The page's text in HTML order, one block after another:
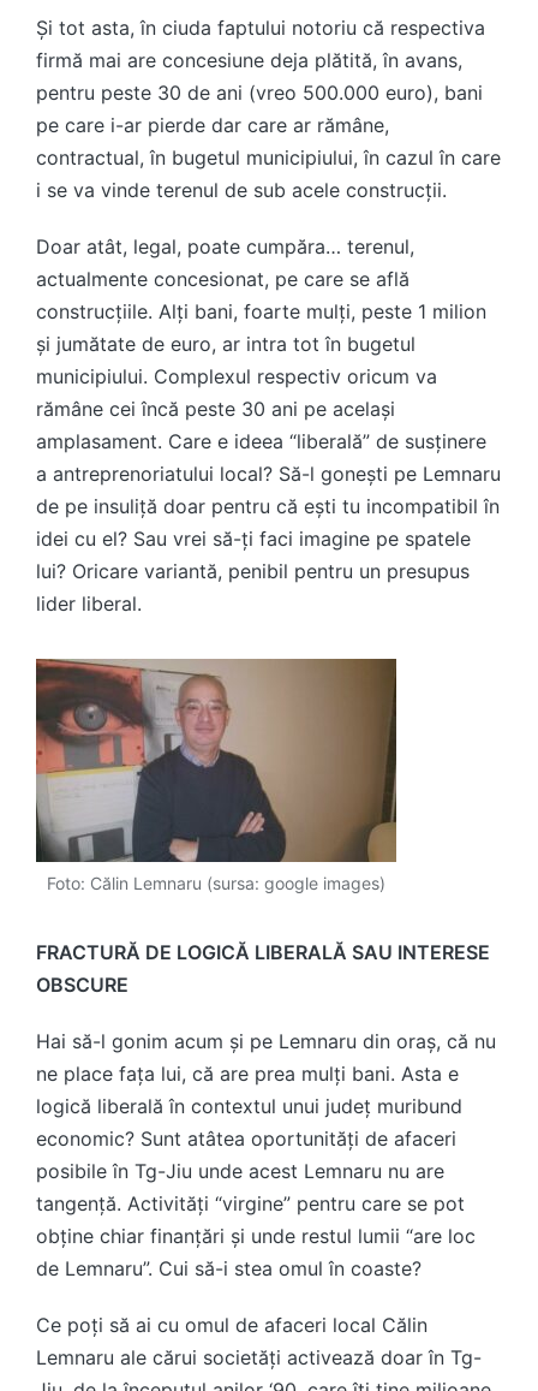
Și tot asta, în ciuda faptului notoriu că respectiva
firmă mai are concesiune deja plătită, în avans,
pentru peste 30 de ani (vreo 500.000 euro), bani
pe care i-ar pierde dar care ar rămâne,
contractual, în bugetul municipiului, în cazul în care
i se va vinde terenul de sub acele construcții.
Doar atât, legal, poate cumpăra… terenul,
actualmente concesionat, pe care se află
construcțiile. Alți bani, foarte mulți, peste 1 milion
și jumătate de euro, ar intra tot în bugetul
municipiului. Complexul respectiv oricum va
rămâne cei încă peste 30 ani pe același
amplasament. Care e ideea “liberală” de susținere
a antreprenoriatului local? Să-l gonești pe Lemnaru
de pe insuliță doar pentru că ești tu incompatibil în
idei cu el? Sau vrei să-ți faci imagine pe spatele
lui? Oricare variantă, penibil pentru un presupus
lider liberal.
Foto: Călin Lemnaru (sursa: google images)
FRACTURĂ DE LOGICĂ LIBERALĂ SAU INTERESE
OBSCURE
Hai să-l gonim acum și pe Lemnaru din oraș, că nu
ne place fața lui, că are prea mulți bani. Asta e
logică liberală în contextul unui județ muribund
economic? Sunt atâtea oportunități de afaceri
posibile în Tg-Jiu unde acest Lemnaru nu are
tangență. Activități “virgine” pentru care se pot
obține chiar finanțări și unde restul lumii “are loc
de Lemnaru”. Cui să-i stea omul în coaste?
Ce poți să ai cu omul de afaceri local Călin
Lemnaru ale cărui societăți activează doar în Tg-